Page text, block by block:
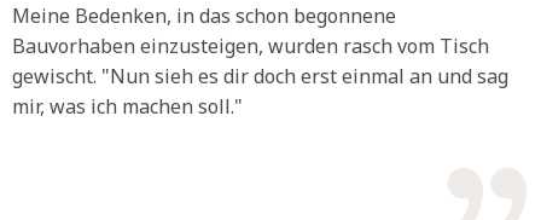
Meine Bedenken, in das schon begonnene
Bauvorhaben einzusteigen, wurden rasch vom Tisch
gewischt. "Nun sieh es dir doch erst einmal an und sag
mir, was ich machen soll."